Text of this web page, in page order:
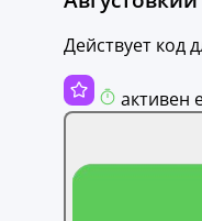
Действует код
активен